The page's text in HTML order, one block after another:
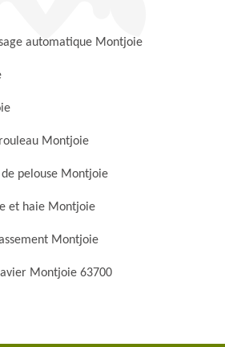
automatique Montjoie
Montjoie
de pelouse Montjoie
et haie Montjoie
Montjoie
Montjoie 63700